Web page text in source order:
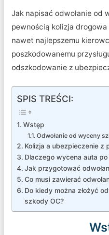
Jak napisać odwołanie od
pewnością kolizja
nawet najlepszemu
poszkodowanemu
odszkodowanie z
SPIS TREŚCI:
Wstęp
Odwołanie od wyceny
Kolizja a ubezpieczenie z
Dlaczego wycena auta
Jak przygotować
Co musi zawierać
Do kiedy można złożyć
szkody OC?